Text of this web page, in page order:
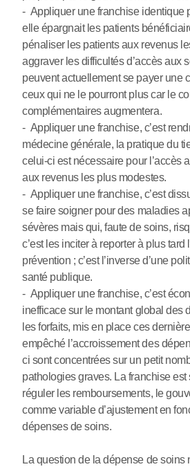
- Appliquer une franchise identique
elle épargnait les patients
pénaliser les patients aux revenus
aggraver les difficultés d’accès aux
peuvent actuellement se payer une
ceux qui ne le pourront plus car le
complémentaires augmentera.
- Appliquer une franchise, c’est
médecine générale, la pratique du
celui-ci est nécessaire pour l’accès
aux revenus les plus modestes.
- Appliquer une franchise, c’est
se faire soigner pour des maladies
sévères mais qui, faute de soins,
c’est les inciter à reporter à plus tard
prévention ; c’est l’inverse d’une
santé publique.
- Appliquer une franchise, c’est
inefficace sur le montant global des
les forfaits, mis en place ces
empêché l’accroissement des
ci sont concentrées sur un petit
pathologies graves. La franchise est
réguler les remboursements, le
comme variable d’ajustement en
dépenses de soins.
La question de la dépense de soins